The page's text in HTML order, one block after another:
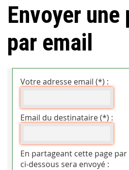
Envoyer une
par email
Votre adresse email (*) :
Email du destinataire (*) :
En partageant cette page
ci-dessous sera envoyé :